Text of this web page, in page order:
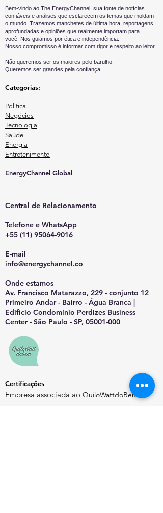
Bem-vindo ao The EnergyChannel, sua fonte de notícias
confiáveis e análises que esclarecem os temas que moldam
o mundo. Trazemos manchetes de última hora, reportagens
aprofundadas e opiniões que realmente importam para
você. Nos guiamos por ética e independência.
Nosso compromisso é informar com rigor e respeito ao leitor.
Não queremos ser os maiores pelo barulho.
Queremos ser grandes pela confiança.
Categorias:
Política
Negócios
Tecnologia
Saúde
Energia
Entretenimento
EnergyChannel Global​
Central de Relacionamento
Telefone e WhatsApp
+55 (11) 95064-9016
E-mail
info@energychannel.co
Onde estamos
Av. Francisco Matarazzo, 229 - conjunto 12
Primeiro Andar - Bairro - Água Branca |
Edifício Condomínio Perdizes Business
Center - São Paulo - SP, 05001-000
Certificações
Empresa associada ao QuiloWattdoBem